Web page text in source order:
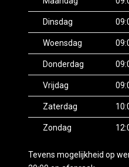
Dinsdag
Woensdag
Donderdag
Vrijdag
Zaterdag
Zondag
Tevens mogelijkheid op